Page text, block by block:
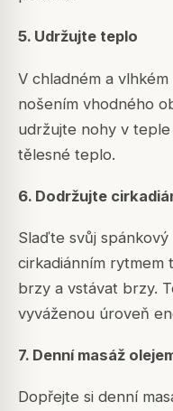
5. Udržujte teplo
V chladném a
nošením vhodného
udržujte nohy v
tělesné teplo.
6. Dodržujte
Slaďte svůj
cirkadiánním rytmem
brzy a vstávat brzy.
vyváženou úroveň
7. Denní masáž
Dopřejte si denní